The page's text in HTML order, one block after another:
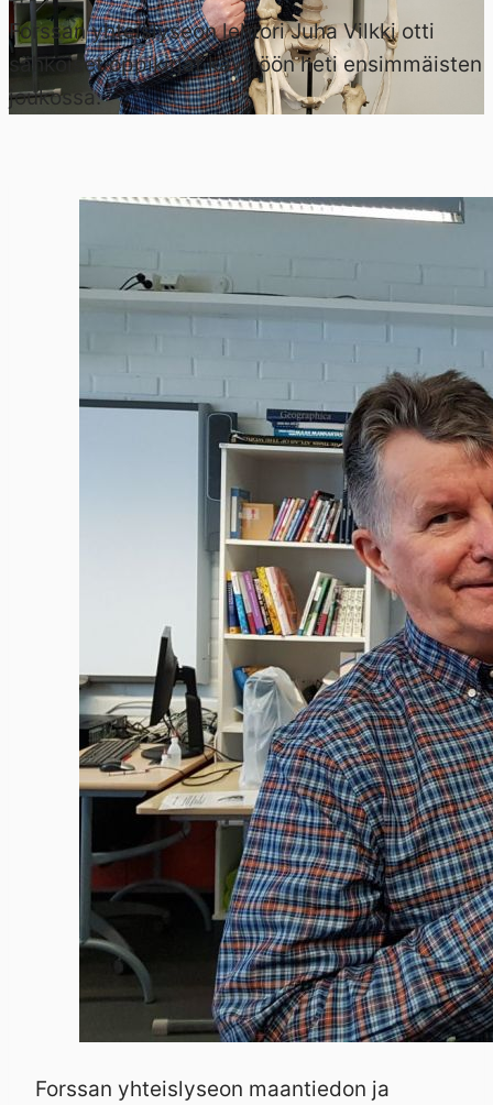
Forssan yhteislyseon lehtori Juha Vilkki otti
sähköiset oppikirjat käyttöön heti ensimmäisten
joukossa.
Forssan yhteislyseon maantiedon ja